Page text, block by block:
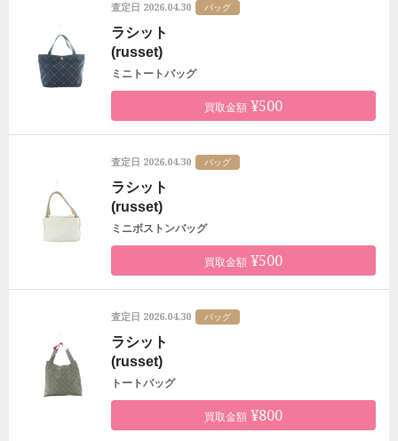
査定日 2026.04.30 バッグ
ラシット
(russet)
ミニトートバッグ
買取金額 ¥500
査定日 2026.04.30 バッグ
ラシット
(russet)
ミニボストンバッグ
買取金額 ¥500
査定日 2026.04.30 バッグ
ラシット
(russet)
トートバッグ
買取金額 ¥800